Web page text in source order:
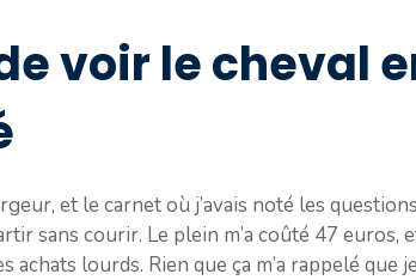
voir le cheval
et le carnet où j’avais noté les
sans courir. Le plein m’a coûté 47 euros,
lourds. Rien que ça m’a rappelé que